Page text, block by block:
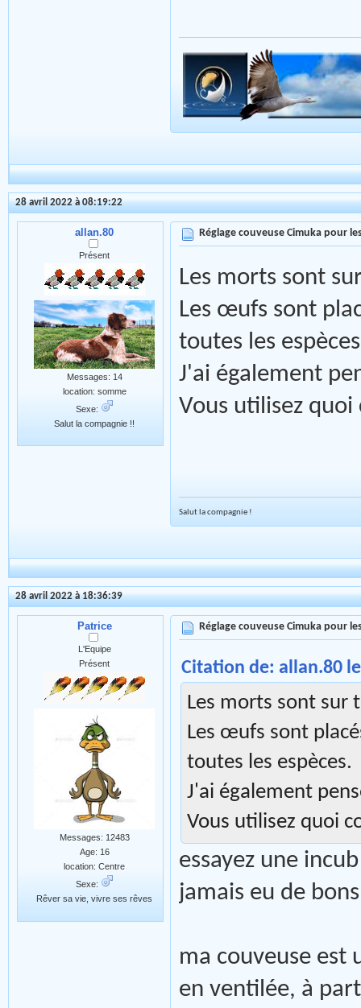
28 avril 2022 à 08:19:22
allan.80
Présent
Messages: 14
location: somme
Sexe:
Salut la compagnie !!
Réglage couveuse Cimuka pour
Les morts sont
Les œufs sont
toutes les
J'ai également
Vous utilisez
Salut la compagnie !
28 avril 2022 à 18:36:39
Patrice
L'Equipe
Présent
Messages: 12483
Age: 16
location: Centre
Sexe:
Rêver sa vie, vivre ses rêves
Réglage couveuse Cimuka pour
Citation de: allan.80
Les morts sont sur
Les œufs sont
toutes les espèces.
J'ai également
Vous utilisez quoi
essayez une
jamais eu de
ma couveuse est
en ventilée, à